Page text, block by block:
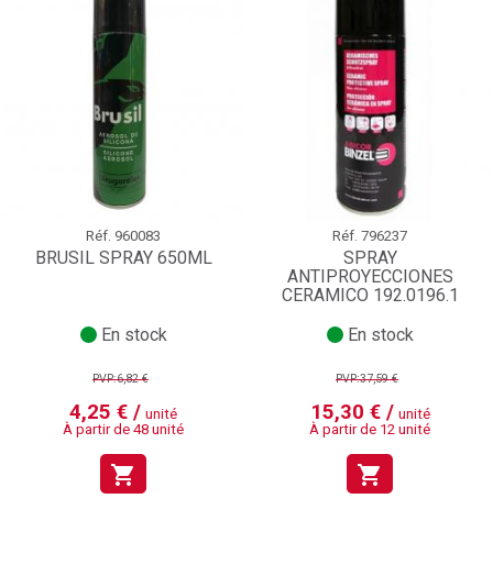
Réf. 960083
BRUSIL SPRAY 650ML
En stock
PVP:6,82 €
4,25 € / unité
À partir de 48 unité
shopping_cart
Réf. 796237
SPRAY
ANTIPROYECCIONES
CERAMICO 192.0196.1
En stock
PVP:37,59 €
15,30 € / unité
À partir de 12 unité
shopping_cart